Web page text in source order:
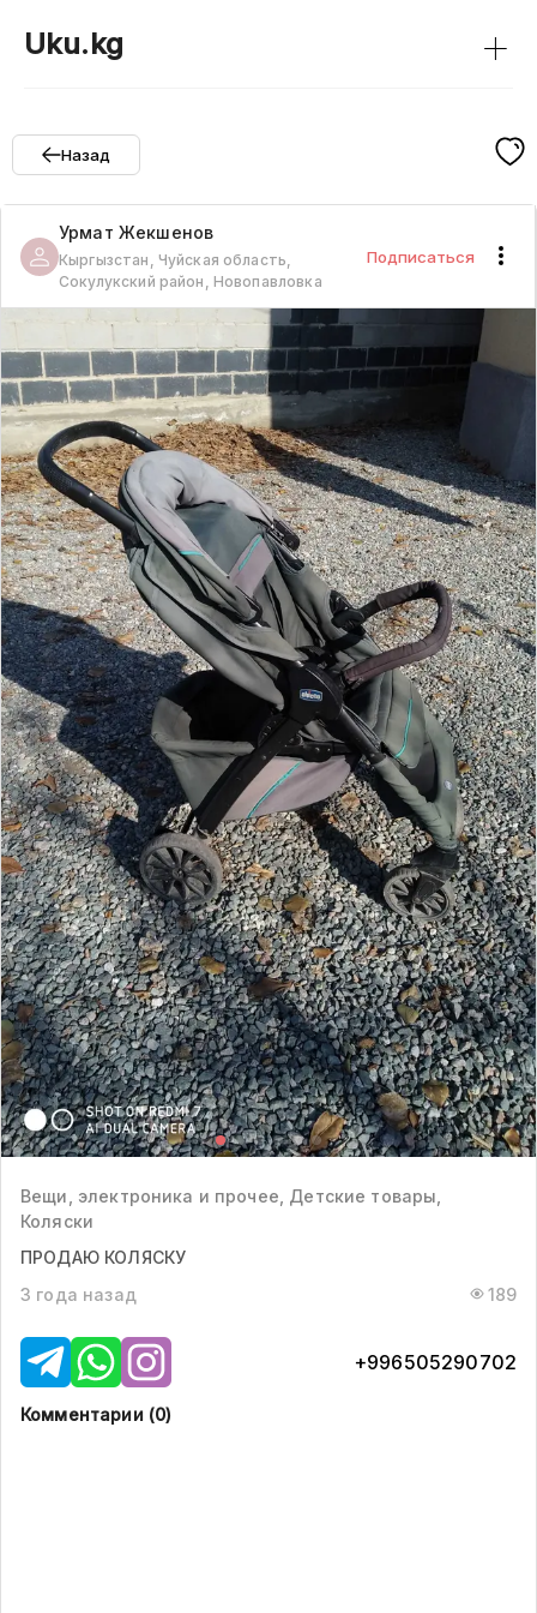
Uku.kg +
Назад
Урмат Жекшенов
Кыргызстан, Чуйская область,
Сокулукский район, Новопавловка
Подписаться
Вещи, электроника и прочее, Детские товары,
Коляски
ПРОДАЮ КОЛЯСКУ
3 года назад
189
+996505290702
Комментарии (0)